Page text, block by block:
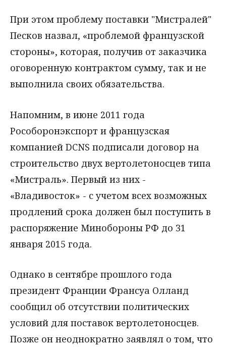
При этом проблему поставки "Мистралей"
Песков назвал, «проблемой французской
стороны», которая, получив от заказчика
оговоренную контрактом сумму, так и не
выполнила своих обязательства.
Напомним, в июне 2011 года
Рособоронэкспорт и французская
компанией DCNS подписали договор на
строительство двух вертолетоносцев типа
«Мистраль». Первый из них -
«Владивосток» - с учетом всех возможных
продлений срока должен был поступить в
распоряжение Минобороны РФ до 31
января 2015 года.
Однако в сентябре прошлого года
президент Франции Франсуа Олланд
сообщил об отсутствии политических
условий для поставок вертолетоносцев.
Позже он неоднократно заявлял о том, что